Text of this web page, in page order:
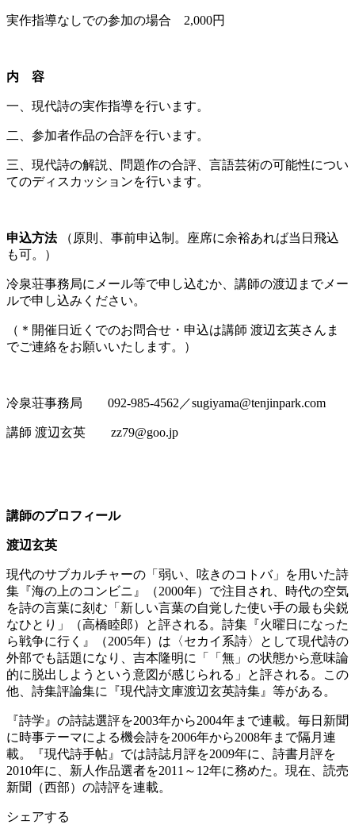
実作指導なしでの参加の場合 2,000円
内 容
一、現代詩の実作指導を行います。
二、参加者作品の合評を行います。
三、現代詩の解説、問題作の合評、言語芸術の可能性につい
てのディスカッションを行います。
申込方法（原則、事前申込制。座席に余裕あれば当日飛込
も可。）
冷泉荘事務局にメール等で申し込むか、講師の渡辺までメー
ルで申し込みください。
（＊開催日近くでのお問合せ・申込は講師 渡辺玄英さんま
でご連絡をお願いいたします。）
冷泉荘事務局 092-985-4562／sugiyama@tenjinpark.com
講師 渡辺玄英 zz79@goo.jp
講師のプロフィール
渡辺玄英
現代のサブカルチャーの「弱い、呟きのコトバ」を用いた詩
集『海の上のコンビニ』（2000年）で注目され、時代の空気
を詩の言葉に刻む「新しい言葉の自覚した使い手の最も尖鋭
なひとり」（高橋睦郎）と評される。詩集『火曜日になった
ら戦争に行く』（2005年）は〈セカイ系詩〉として現代詩の
外部でも話題になり、吉本隆明に「「無」の状態から意味論
的に脱出しようという意図が感じられる」と評される。この
他、詩集評論集に『現代詩文庫渡辺玄英詩集』等がある。
『詩学』の詩誌選評を2003年から2004年まで連載。毎日新聞
に時事テーマによる機会詩を2006年から2008年まで隔月連
載。『現代詩手帖』では詩誌月評を2009年に、詩書月評を
2010年に、新人作品選者を2011～12年に務めた。現在、読売
新聞（西部）の詩評を連載。
シェアする